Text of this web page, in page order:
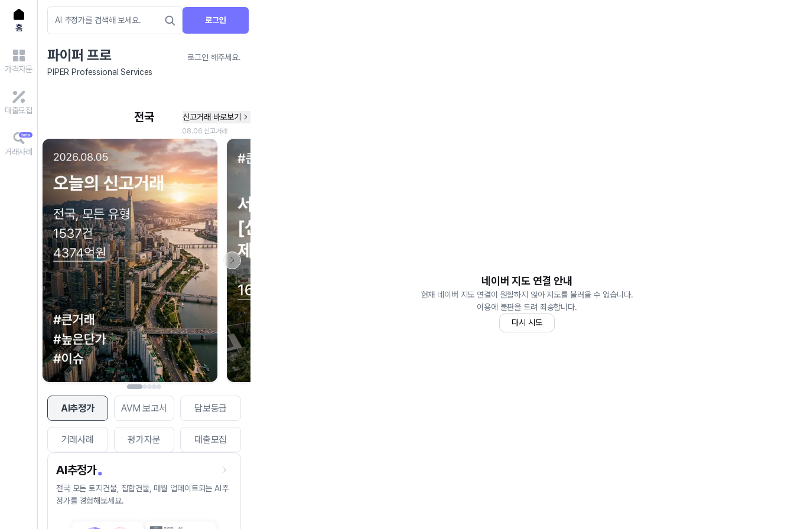
홈
가격자문
대출모집
거래사례
로그인
파이퍼 프로
로그인 해주세요.
PIPER Professional Services
AI추정가 AVM 보고서 담보등급
거래사례 평가자문 대출모집
AI추정가
전국 모든 토지건물, 집합건물, 매월 업데이트되는 AI추
정가를 경험해보세요.
네이버 지도 연결 안내
현재 네이버 지도 연결이 원활하지 않아 지도를 불러올 수 없습니다.
이용에 불편을 드려 죄송합니다.
다시 시도